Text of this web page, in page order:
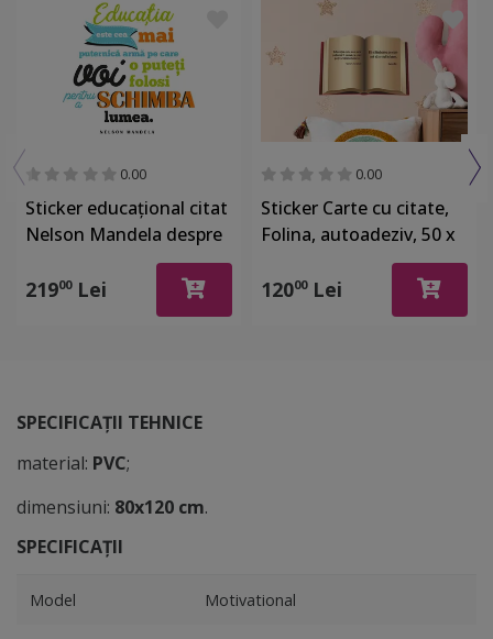
0.00
Sticker educațional citat
Nelson Mandela despre
educație, decorațiune
pentru școli și grădinițe,
multicolor, 120x120 cm,
21900Lei
0.00
Sticker Carte cu citate,
Folina, autoadeziv, 50 x
12000Lei
SPECIFICAȚII TEHNICE
material: PVC;
dimensiuni: 80x120 cm.
SPECIFICAȚII
Model Motivational